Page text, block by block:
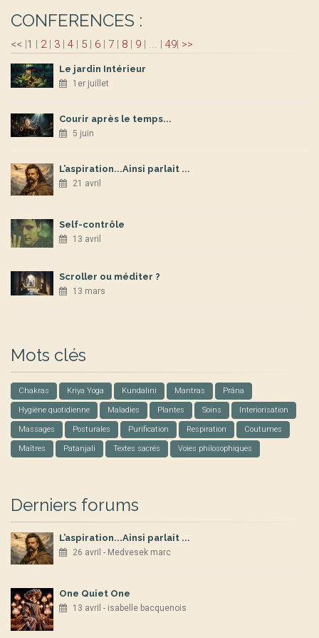
CONFERENCES :
<< |1 | 2| 3 | 4 | 5 | 6 | 7 | 8 | 9 | ... | 49| >>
Le jardin Intérieur
1er juillet
Courir après le temps...
5 juin
L’aspiration...Ainsi parlait ...
21 avril
Self-contrôle
13 avril
Scroller ou méditer ?
13 mars
Mots clés
Chakras Kriya Yoga Kundalini Mantras Prâna
Hygiène quotidienne Maladies Plantes Soins Interiorisation
Massages Posturales Purification Respiration Coutumes
Maîtres Patanjali Textes sacrés Voies philosophiques
Derniers forums
L’aspiration...Ainsi parlait ...
26 avril - Medvesek marc
One Quiet One
13 avril - isabelle bacquenois